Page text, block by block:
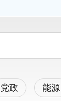
党政 能源